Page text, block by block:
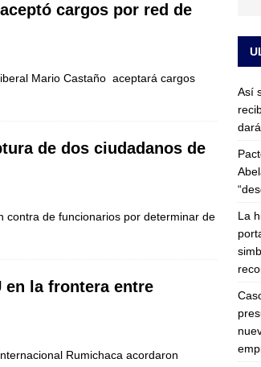
cargos por red de
Mario Castaño aceptará cargos
de dos ciudadanos de
contra de funcionarios por determinar de
en la frontera entre
Rumichaca acordaron
Así
La